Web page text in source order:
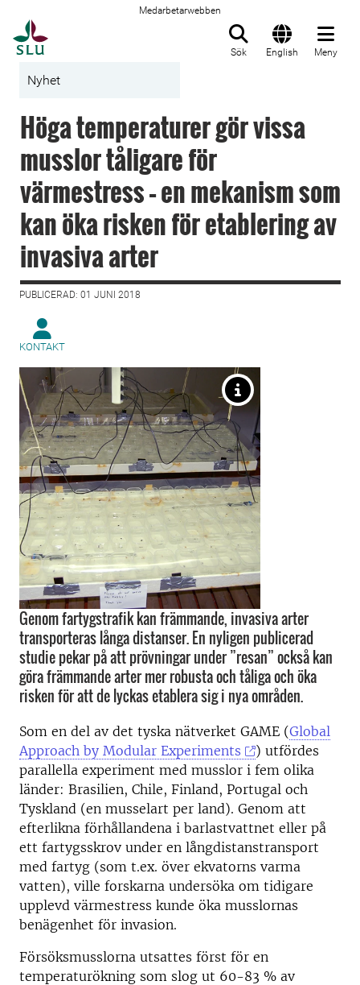
Medarbetarwebben
Sök English Meny
Nyhet
Höga temperaturer gör vissa
musslor tåligare för
värmestress – en mekanism som
kan öka risken för etablering av
invasiva arter
PUBLICERAD: 01 JUNI 2018
KONTAKT
Genom fartygstrafik kan främmande, invasiva arter
transporteras långa distanser. En nyligen publicerad
studie pekar på att prövningar under ”resan” också kan
göra främmande arter mer robusta och tåliga och öka
risken för att de lyckas etablera sig i nya områden.
Som en del av det tyska nätverket GAME (Global
Approach by Modular Experiments
) utfördes
parallella experiment med musslor i fem olika
länder: Brasilien, Chile, Finland, Portugal och
Tyskland (en musselart per land). Genom att
efterlikna förhållandena i barlastvattnet eller på
ett fartygsskrov under en långdistanstransport
med fartyg (som t.ex. över ekvatorns varma
vatten), ville forskarna undersöka om tidigare
upplevd värmestress kunde öka musslornas
benägenhet för invasion.
Försöksmusslorna utsattes först för en
temperaturökning som slog ut 60-83 % av